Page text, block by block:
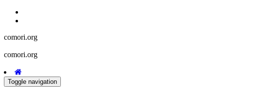
comori.org
comori.org
Toggle navigation